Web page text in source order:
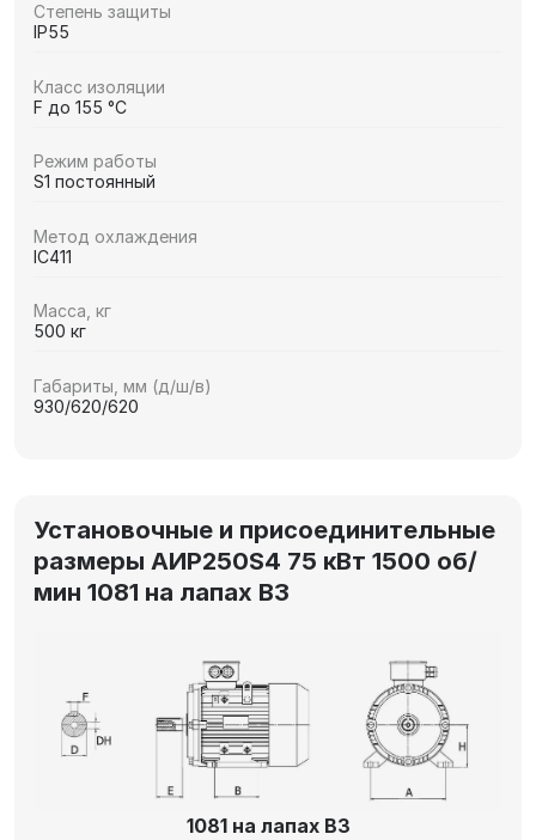
Степень защиты
IP55
Класс изоляции
F до 155 °C
Режим работы
S1 постоянный
Метод охлаждения
IC411
Масса, кг
500 кг
Габариты, мм (д/ш/в)
930/620/620
Установочные и присоединительные
размеры АИР250S4 75 кВт 1500 об/
мин 1081 на лапах В3
1081 на лапах В3